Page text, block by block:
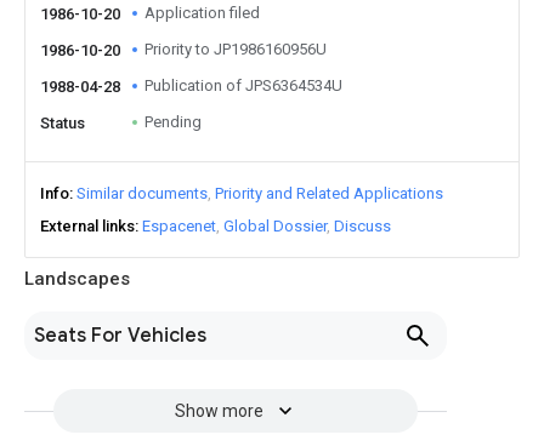
Landscapes
Seats For Vehicles
Show more
1986-10-20 Application filed
1986-10-20 Priority to JP1986160956U
1988-04-28 Publication of JPS6364534U
Status Pending
Info Similar documents Priority and Related Applications
External links Espacenet Global Dossier Discuss